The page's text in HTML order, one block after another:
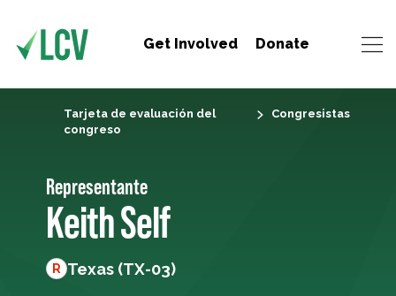
Get Involved Donate
Tarjeta de evaluación del
congreso
Congresistas
Representante
Keith Self
R Texas (TX-03)